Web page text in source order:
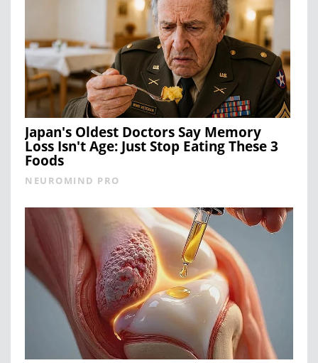
Japan's Oldest Doctors Say Memory
Loss Isn't Age: Just Stop Eating These 3
Foods
NEUROMIND PRO